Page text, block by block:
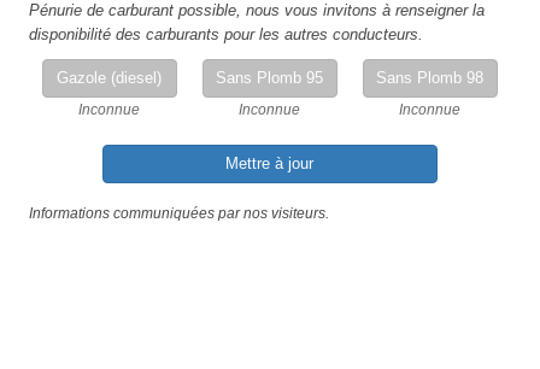
Pénurie de carburant possible, nous vous invitons à renseigner la
disponibilité des carburants pour les autres conducteurs.
Gazole (diesel)
Inconnue
Sans Plomb 95
Inconnue
Sans Plomb 98
Inconnue
Mettre à jour
Informations communiquées par nos visiteurs.